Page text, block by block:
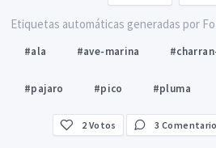
Etiquetas automáticas generadas por
#ala #ave-marina
#pajaro #pico #pluma
2 Votos 3